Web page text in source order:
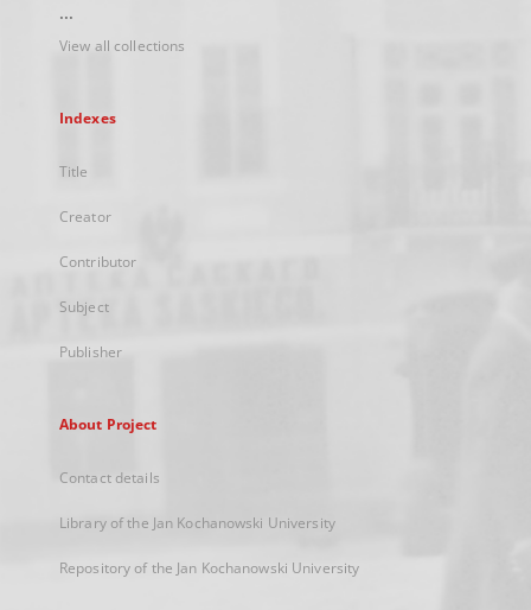
...
View all collections
Indexes
Title
Creator
Contributor
Subject
Publisher
About Project
Contact details
Library of the Jan Kochanowski University
Repository of the Jan Kochanowski University